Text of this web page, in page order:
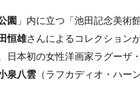
園 」内に立つ「池田記念美術
恒雄さんによるコレクション
日本初の女性洋画家ラグーザ
泉八雲 （ラフカディオ・ハー